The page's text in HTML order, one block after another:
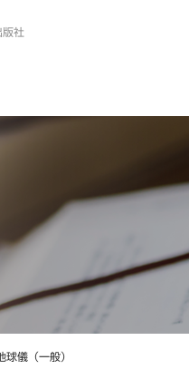
版社
社会科指導書
デジタル教科書・教材
教科書・指導書・副教
地歴科・公民科 指導書
デジタル教科書・準拠
図書館書籍・児童書
球儀（一般）